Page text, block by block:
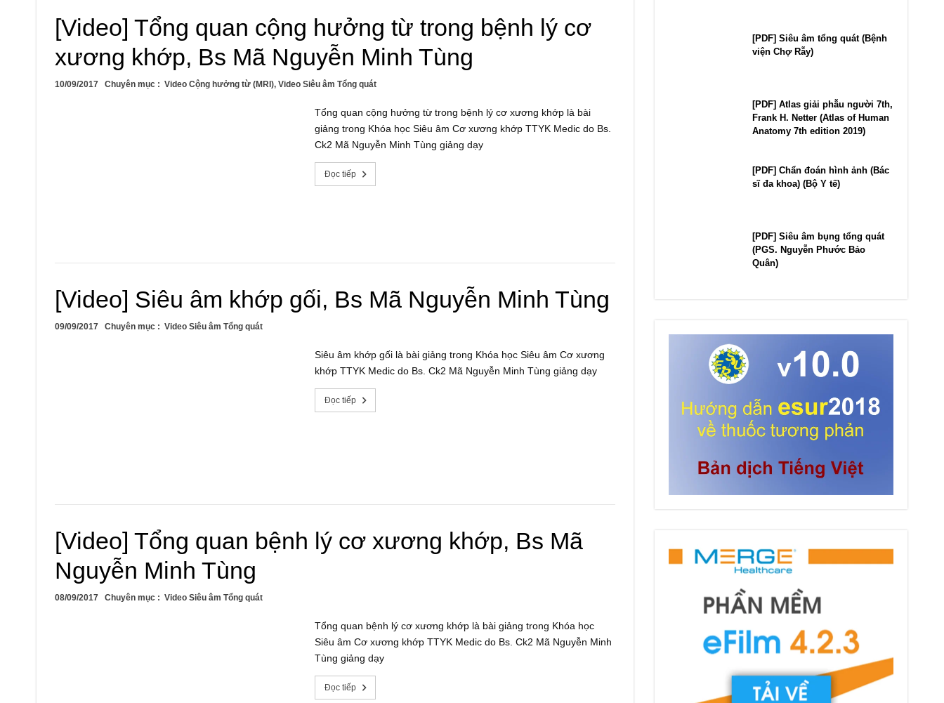
[Video] Tổng quan cộng hưởng từ trong bệnh lý cơ
xương khớp, Bs Mã Nguyễn Minh Tùng
10/09/2017 Chuyên mục : Video Cộng hưởng từ (MRI), Video Siêu âm Tổng quát
Tổng quan cộng hưởng từ trong bệnh lý cơ xương khớp là bài
giảng trong Khóa học Siêu âm Cơ xương khớp TTYK Medic do Bs.
Ck2 Mã Nguyễn Minh Tùng giảng dạy
Đọc tiếp
[Video] Siêu âm khớp gối, Bs Mã Nguyễn Minh Tùng
09/09/2017 Chuyên mục : Video Siêu âm Tổng quát
Siêu âm khớp gối là bài giảng trong Khóa học Siêu âm Cơ xương
khớp TTYK Medic do Bs. Ck2 Mã Nguyễn Minh Tùng giảng dạy
Đọc tiếp
[Video] Tổng quan bệnh lý cơ xương khớp, Bs Mã
Nguyễn Minh Tùng
08/09/2017 Chuyên mục : Video Siêu âm Tổng quát
Tổng quan bệnh lý cơ xương khớp là bài giảng trong Khóa học
Siêu âm Cơ xương khớp TTYK Medic do Bs. Ck2 Mã Nguyễn Minh
Tùng giảng dạy
Đọc tiếp
[PDF] Siêu âm tổng quát (Bệnh
viện Chợ Rẫy)
[PDF] Atlas giải phẫu người 7th,
Frank H. Netter (Atlas of Human
Anatomy 7th edition 2019)
[PDF] Chẩn đoán hình ảnh (Bác
sĩ đa khoa) (Bộ Y tế)
[PDF] Siêu âm bụng tổng quát
(PGS. Nguyễn Phước Bảo
Quân)